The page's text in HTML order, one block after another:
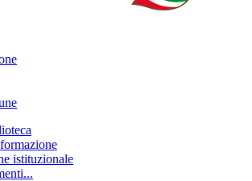
istituzionale